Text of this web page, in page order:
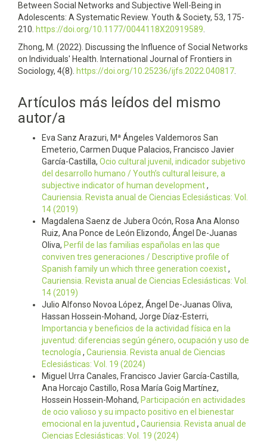
Between Social Networks and Subjective Well-Being in
Adolescents: A Systematic Review. Youth & Society, 53, 175-
210. https://doi.org/10.1177/0044118X20919589
Zhong, M. (2022). Discussing the Influence of Social Networks
on Individuals' Health. International Journal of Frontiers in
Sociology, 4(8). https://doi.org/10.25236/ijfs.2022.040817
Artículos más leídos del mismo
autor/a
Eva Sanz Arazuri, Mª Ángeles Valdemoros San
Emeterio, Carmen Duque Palacios, Francisco Javier
García-Castilla, Ocio cultural juvenil, indicador subjetivo
del desarrollo humano / Youth’s cultural leisure, a
subjective indicator of human development,
Cauriensia. Revista anual de Ciencias Eclesiásticas: Vol.
14 (2019)
Magdalena Saenz de Jubera Ocón, Rosa Ana Alonso
Ruiz, Ana Ponce de León Elizondo, Ángel De-Juanas
Oliva, Perfil de las familias españolas en las que
conviven tres generaciones / Descriptive profile of
Spanish family un which three generation coexist,
Cauriensia. Revista anual de Ciencias Eclesiásticas: Vol.
14 (2019)
Julio Alfonso Novoa López, Ángel De-Juanas Oliva,
Hassan Hossein-Mohand, Jorge Díaz-Esterri,
Importancia y beneficios de la actividad física en la
juventud: diferencias según género, ocupación y uso de
tecnología , Cauriensia. Revista anual de Ciencias
Eclesiásticas: Vol. 19 (2024)
Miguel Urra Canales, Francisco Javier García-Castilla,
Ana Horcajo Castillo, Rosa María Goig Martínez,
Hossein Hossein-Mohand, Participación en actividades
de ocio valioso y su impacto positivo en el bienestar
emocional en la juventud , Cauriensia. Revista anual de
Ciencias Eclesiásticas: Vol. 19 (2024)